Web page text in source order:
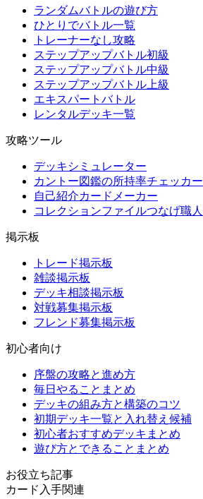
ランダムバトルの遊び方
ひとりでバトル一覧
トレーナーなし攻略
ステップアップバトル初級
ステップアップバトル中級
ステップアップバトル上級
エキスパートバトル
レンタルデッキ一覧
攻略ツール
デッキシミュレーター
カントー図鑑の所持率チェッカー
自己紹介カードメーカー
コレクションファイルつなげ職人
掲示板
トレード掲示板
雑談掲示板
デッキ相談掲示板
対戦募集掲示板
フレンド募集掲示板
初心者向け
序盤の攻略と進め方
毎日やることまとめ
デッキの組み方と構築のコツ
初期デッキ一覧と入れ替え候補
初心者おすすめデッキまとめ
遊び方とできることまとめ
お役立ち記事
カード入手関連